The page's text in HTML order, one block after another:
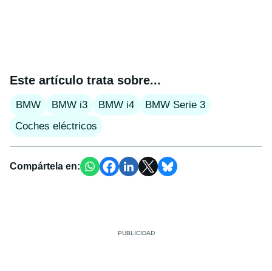
Este artículo trata sobre...
BMW BMW i3 BMW i4
BMW Serie 3
Coches eléctricos
Compártela en: